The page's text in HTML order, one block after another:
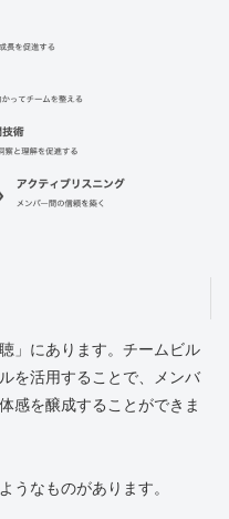
」にあります。チームビル
を活用することで、メンバ
感を醸成することができま
うなものがあります。